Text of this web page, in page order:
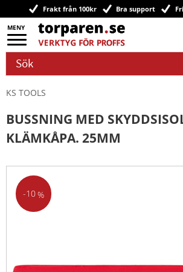
Meny
Frakt från 100kr Bra support
KS TOOLS
BUSSNING MED
KLÄMKÅPA. 25MM
10%